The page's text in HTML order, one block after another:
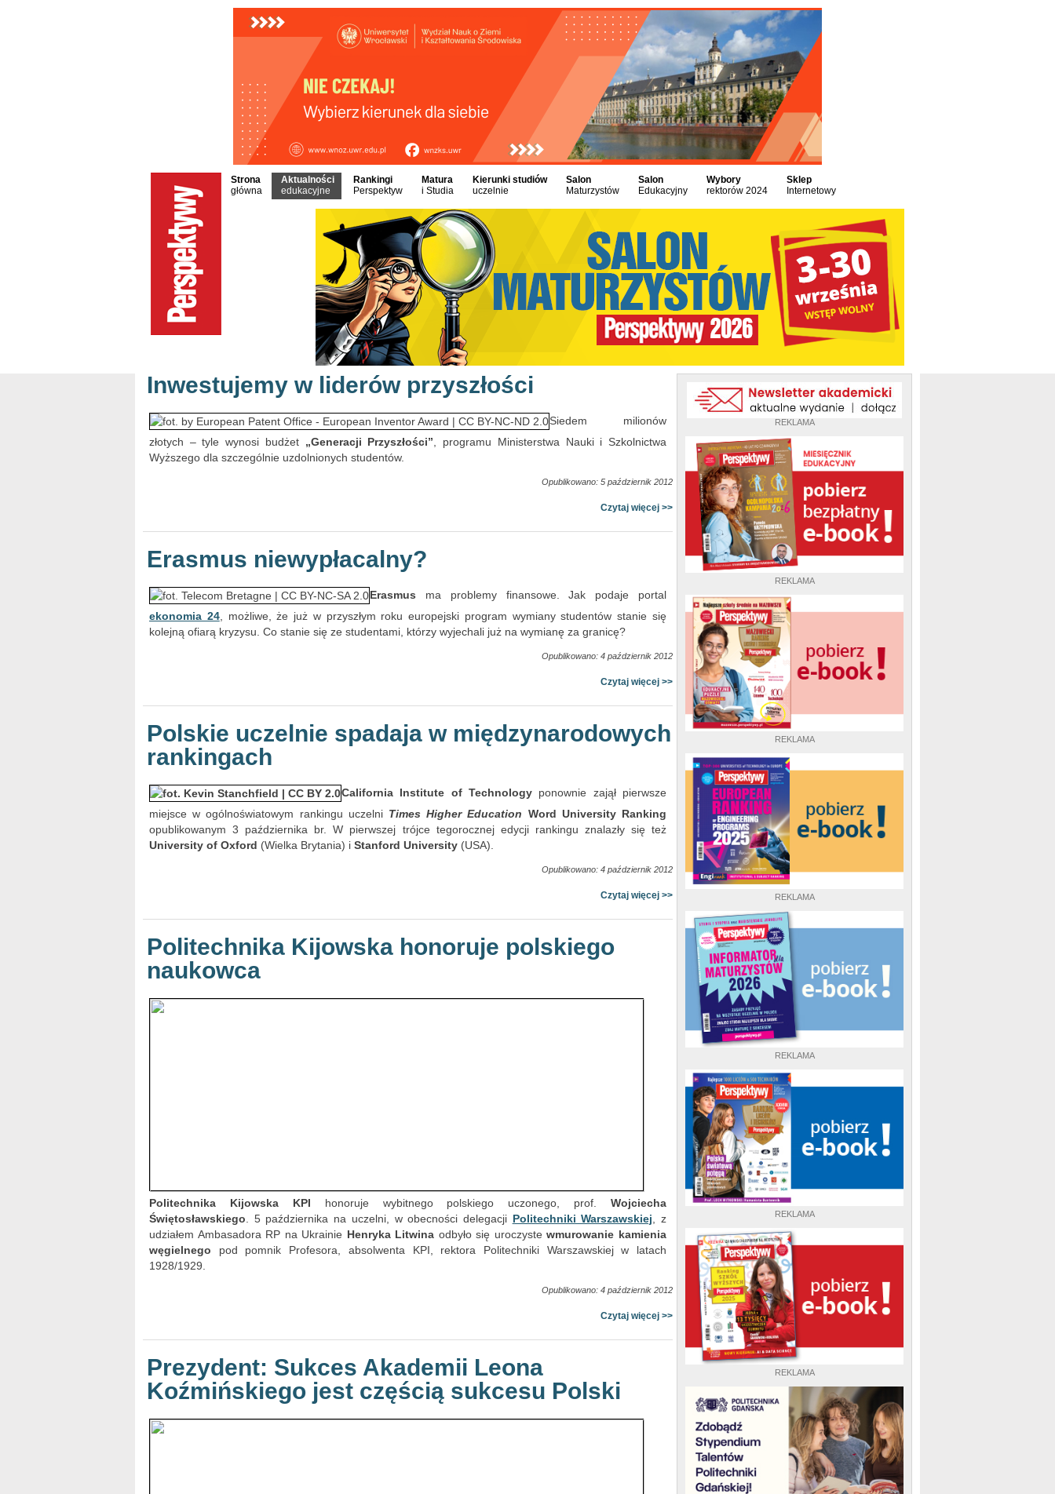
Strona
główna
Aktualności
edukacyjne
Rankingi
Perspektyw
Matura
i Studia
Kierunki studiów
uczelnie
Salon
Maturzystów
Salon
Edukacyjny
Wybory
rektorów 2024
Sklep
Internetowy
REKLAMA
REKLAMA
REKLAMA
REKLAMA
REKLAMA
REKLAMA
REKLAMA
Inwestujemy w liderów przyszłości
Siedem milionów
złotych – tyle wynosi budżet „Generacji Przyszłości” , programu Ministerstwa Nauki i Szkolnictwa
Wyższego dla szczególnie uzdolnionych studentów.
Opublikowano: 5 październik 2012
Czytaj więcej >>
Erasmus niewypłacalny?
Erasmus ma problemy finansowe. Jak podaje portal
ekonomia 24, możliwe, że już w przyszłym roku europejski program wymiany studentów stanie się
kolejną ofiarą kryzysu. Co stanie się ze studentami, którzy wyjechali już na wymianę za granicę?
Opublikowano: 4 październik 2012
Czytaj więcej >>
Polskie uczelnie spadaja w międzynarodowych
rankingach
California Institute of Technology ponownie zajął pierwsze
miejsce w ogólnoświatowym rankingu uczelni Times Higher Education Word University Ranking
opublikowanym 3 października br. W pierwszej trójce tegorocznej edycji rankingu znalazły się też
University of Oxford (Wielka Brytania) i Stanford University (USA).
Opublikowano: 4 październik 2012
Czytaj więcej >>
Politechnika Kijowska honoruje polskiego
naukowca
Politechnika Kijowska KPI honoruje wybitnego polskiego uczonego, prof. Wojciecha
Świętosławskiego . 5 października na uczelni, w obecności delegacji Politechniki Warszawskiej , z
udziałem Ambasadora RP na Ukrainie Henryka Litwina odbyło się uroczystewmurowanie kamienia
węgielnego pod pomnik Profesora, absolwenta KPI, rektora Politechniki Warszawskiej w latach
1928/1929.
Opublikowano: 4 październik 2012
Czytaj więcej >>
Prezydent: Sukces Akademii Leona
Koźmińskiego jest częścią sukcesu Polski